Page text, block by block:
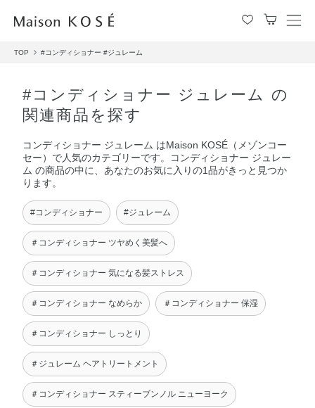
メ
TOP #コンディショナー #ジュレーム
#コンディショナー ジュレーム の
関連商品を探す
コンディショナー ジュレーム はMaison KOSÉ（メゾンコー
セー）で人気のカテゴリーです。コンディショナー ジュレー
ム の商品の中に、あなたのお気に入りの1品がきっと見つか
ります。
#コンディショナー #ジュレーム
＃コンディショナー ツヤめく美髪へ
＃コンディショナー 気になる髪ストレス
＃コンディショナー なめらか ＃コンディショナー 保湿
＃コンディショナー しっとり
＃ジュレーム ヘアトリートメント
＃コンディショナー スティーブンノル ニューヨーク